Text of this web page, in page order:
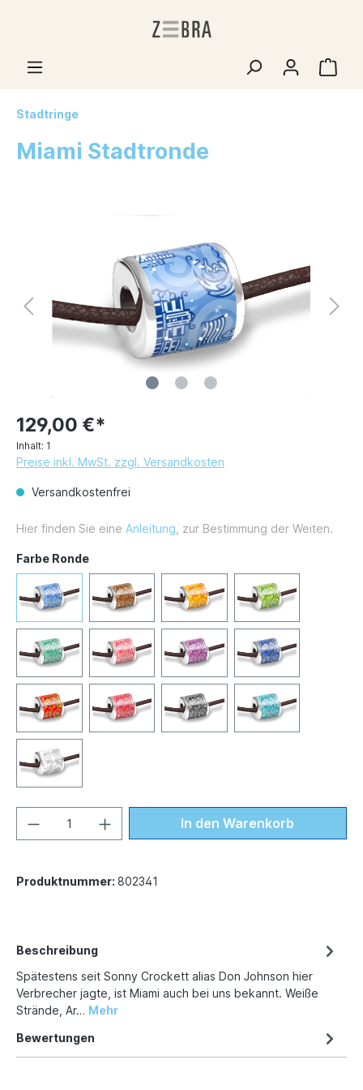
Stadtringe
Miami Stadtronde
129,00 €*
Inhalt: 1
Preise inkl. MwSt. zzgl. Versandkosten
Versandkostenfrei
Hier finden Sie eine Anleitung , zur Bestimmung der Weiten.
Farbe Ronde
In den Warenkorb
Produktnummer: 802341
Beschreibung
Spätestens seit Sonny Crockett alias Don Johnson hier
Verbrecher jagte, ist Miami auch bei uns bekannt. Weiße
Strände, Ar… Mehr
Bewertungen